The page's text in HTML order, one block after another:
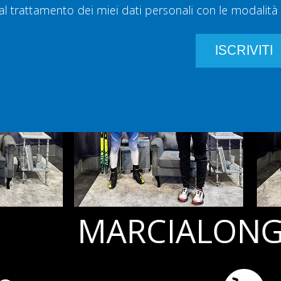
trattamento dei miei dati personali con le